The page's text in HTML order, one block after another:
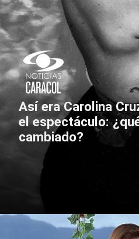
Así era Carolina
el espectáculo:
cambiado?